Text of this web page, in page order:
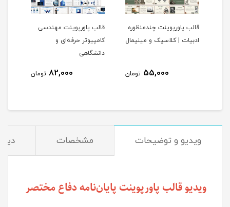
قالب پاورپوینت چندمنظوره
ادبیات | کلاسیک و مینیمال
55,000 تومان
قالب پاورپوینت مهندسی
کامپیوتر حرفه‌ای و
دانشگاهی
82,000 تومان
ویدیو و توضیحات مشخصات
ویدیو قالب پاورپوینت پایان‌نامه دفاع مختصر